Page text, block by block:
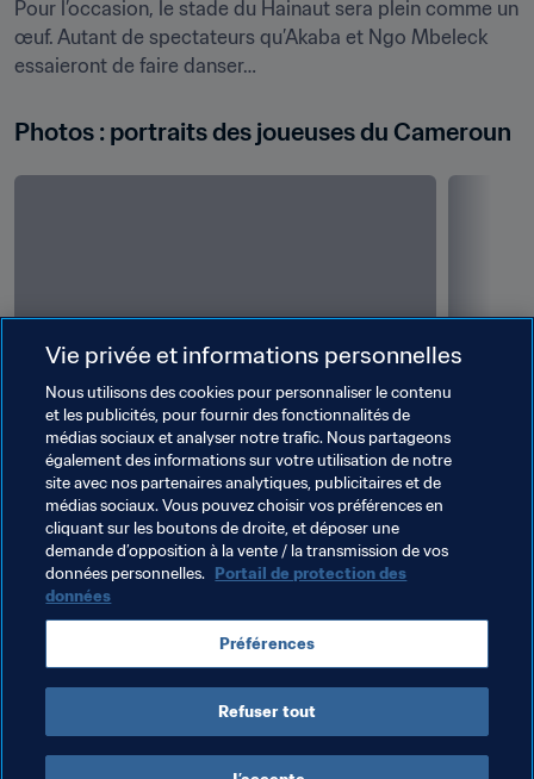
Pour l’occasion, le stade du Hainaut sera plein comme un
œuf. Autant de spectateurs qu’Akaba et Ngo Mbeleck
essaieront de faire danser…
Photos : portraits des joueuses du Cameroun
35
fuchifq6d7rv4hf0qoff.jpg
02
Vie privée et informations personnelles
Nous utilisons des cookies pour personnaliser le contenu
et les publicités, pour fournir des fonctionnalités de
médias sociaux et analyser notre trafic. Nous partageons
également des informations sur votre utilisation de notre
site avec nos partenaires analytiques, publicitaires et de
médias sociaux. Vous pouvez choisir vos préférences en
cliquant sur les boutons de droite, et déposer une
demande d’opposition à la vente / la transmission de vos
données personnelles. Portail de protection des
données
Préférences
Refuser tout